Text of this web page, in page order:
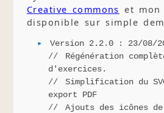
Creative commons et mon
disponible sur simple
Version 2.2.0 : 23/08/
Régénération
d'exercices.
Simplification du
export PDF
Ajouts des icônes